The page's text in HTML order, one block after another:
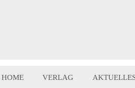
HOME VERLAG